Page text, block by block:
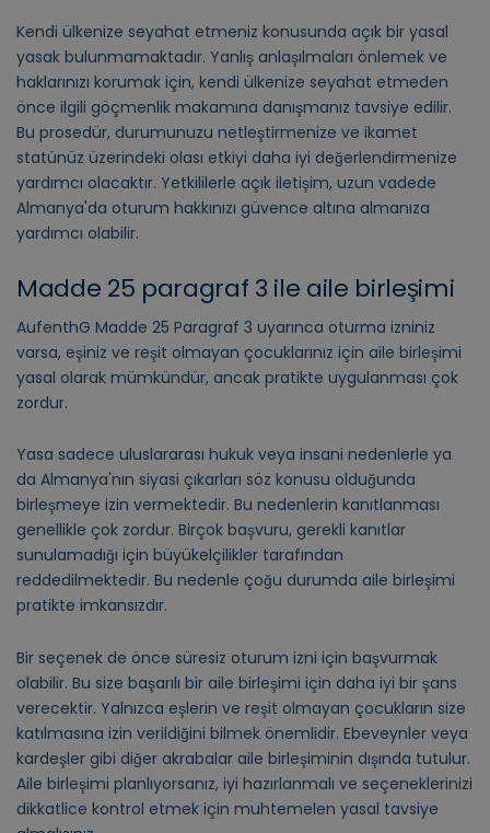
Kendi ülkenize seyahat etmeniz konusunda açık bir yasal
yasak bulunmamaktadır. Yanlış anlaşılmaları önlemek ve
haklarınızı korumak için, kendi ülkenize seyahat etmeden
önce ilgili göçmenlik makamına danışmanız tavsiye edilir.
Bu prosedür, durumunuzu netleştirmenize ve ikamet
statünüz üzerindeki olası etkiyi daha iyi değerlendirmenize
yardımcı olacaktır. Yetkililerle açık iletişim, uzun vadede
Almanya'da oturum hakkınızı güvence altına almanıza
yardımcı olabilir.
Madde 25 paragraf 3 ile aile birleşimi
AufenthG Madde 25 Paragraf 3 uyarınca oturma izniniz
varsa, eşiniz ve reşit olmayan çocuklarınız için aile birleşimi
yasal olarak mümkündür, ancak pratikte uygulanması çok
zordur.
Yasa sadece uluslararası hukuk veya insani nedenlerle ya
da Almanya'nın siyasi çıkarları söz konusu olduğunda
birleşmeye izin vermektedir. Bu nedenlerin kanıtlanması
genellikle çok zordur. Birçok başvuru, gerekli kanıtlar
sunulamadığı için büyükelçilikler tarafından
reddedilmektedir. Bu nedenle çoğu durumda aile birleşimi
pratikte imkansızdır.
Bir seçenek de önce süresiz oturum izni için başvurmak
olabilir. Bu size başarılı bir aile birleşimi için daha iyi bir şans
verecektir. Yalnızca eşlerin ve reşit olmayan çocukların size
katılmasına izin verildiğini bilmek önemlidir. Ebeveynler veya
kardeşler gibi diğer akrabalar aile birleşiminin dışında tutulur.
Aile birleşimi planlıyorsanız, iyi hazırlanmalı ve seçeneklerinizi
dikkatlice kontrol etmek için muhtemelen yasal tavsiye